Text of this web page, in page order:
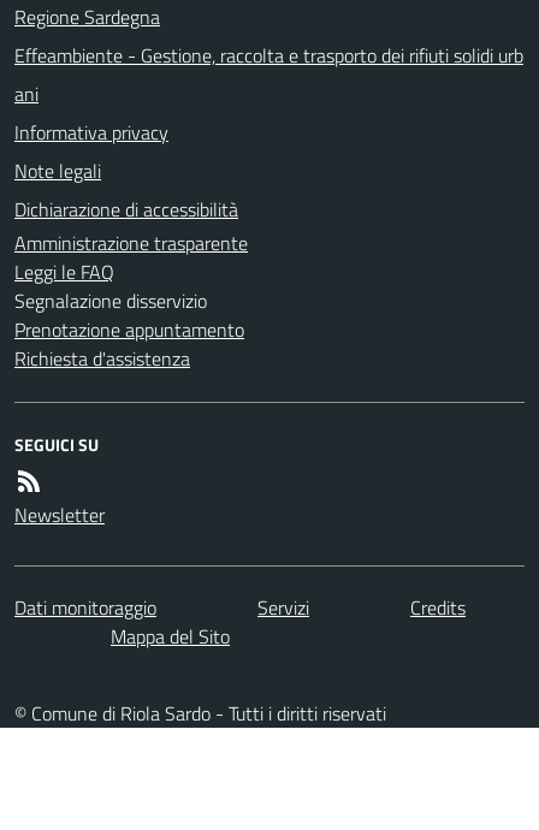
Regione Sardegna
Effeambiente - Gestione, raccolta e trasporto dei rifiuti solidi urb
ani
Informativa privacy
Note legali
Dichiarazione di accessibilità
Amministrazione trasparente
Leggi le FAQ
Segnalazione disservizio
Prenotazione appuntamento
Richiesta d'assistenza
SEGUICI SU
Newsletter
Dati monitoraggio Servizi
Credits
Mappa del Sito
© Comune di Riola Sardo - Tutti i diritti riservati